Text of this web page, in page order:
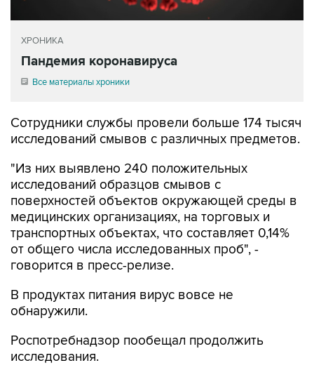
ХРОНИКА
Пандемия коронавируса
Все материалы хроники
Сотрудники службы провели больше 174 тысяч
исследований смывов с различных предметов.
"Из них выявлено 240 положительных
исследований образцов смывов с
поверхностей объектов окружающей среды в
медицинских организациях, на торговых и
транспортных объектах, что составляет 0,14%
от общего числа исследованных проб", -
говорится в пресс-релизе.
В продуктах питания вирус вовсе не
обнаружили.
Роспотребнадзор пообещал продолжить
исследования.